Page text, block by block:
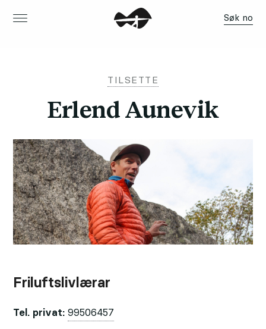
Søk no
TILSETTE
Erlend Aunevik
Friluftslivlærar
Tel. privat: 99506457